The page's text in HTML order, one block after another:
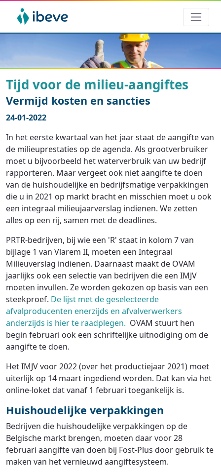
Tijd voor de milieu-aangiftes
Vermijd kosten en sancties
24-01-2022
In het eerste kwartaal van het jaar staat de aangifte van
de milieuprestaties op de agenda. Als grootverbruiker
moet u bijvoorbeeld het waterverbruik van uw bedrijf
rapporteren. Maar vergeet ook niet aangifte te doen
van de huishoudelijke en bedrijfsmatige verpakkingen
die u in 2021 op markt bracht en misschien moet u ook
een integraal milieujaarverslag indienen. We zetten
alles op een rij, samen met de deadlines.
PRTR-bedrijven, bij wie een 'R' staat in kolom 7 van
bijlage 1 van Vlarem II, moeten een Integraal
Milieuverslag indienen. Daarnaast maakt de OVAM
jaarlijks ook een selectie van bedrijven die een IMJV
moeten invullen. Ze worden gekozen op basis van een
steekproef. De lijst met de geselecteerde
afvalproducenten enerzijds en afvalverwerkers
anderzijds is hier te raadplegen. OVAM stuurt hen
begin februari ook een schriftelijke uitnodiging om de
aangifte te doen.
Het IMJV voor 2022 (over het productiejaar 2021) moet
uiterlijk op 14 maart ingediend worden. Dat kan via het
online-loket dat vanaf 1 februari toegankelijk is.
Huishoudelijke verpakkingen
Bedrijven die huishoudelijke verpakkingen op de
Belgische markt brengen, moeten daar voor 28
februari aangifte van doen bij Fost-Plus door gebruik te
maken van het vernieuwd aangiftesysteem.